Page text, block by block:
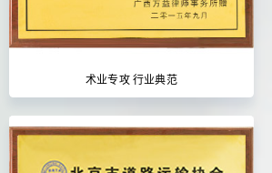
术业专攻 行业典范